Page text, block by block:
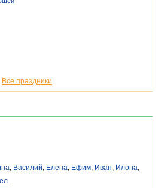
Все праздники
, Василий, Елена, Ефим, Иван, Илона,